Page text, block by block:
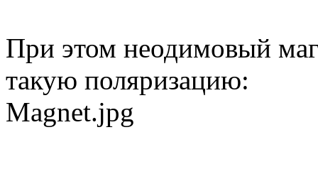
При этом неодимовый
такую поляризацию:
Magnet.jpg